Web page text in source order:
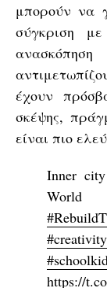
μπορούν να
σύγκριση
έχουν
σκέψης,
είναι πιο
Inner
#creativity
https://